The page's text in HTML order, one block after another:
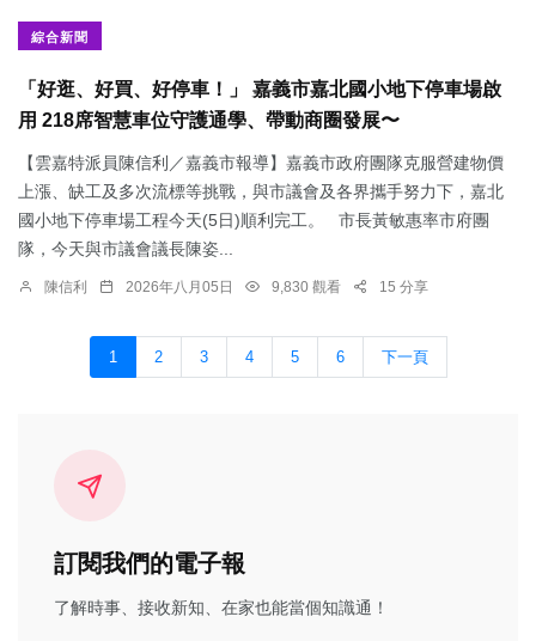
綜合新聞
「好逛、好買、好停車！」 嘉義市嘉北國小地下停車場啟
用 218席智慧車位守護通學、帶動商圈發展〜
【雲嘉特派員陳信利／嘉義市報導】嘉義市政府團隊克服營建物價
上漲、缺工及多次流標等挑戰，與市議會及各界攜手努力下，嘉北
國小地下停車場工程今天(5日)順利完工。 市長黃敏惠率市府團
隊，今天與市議會議長陳姿...
陳信利 2026年八月05日 9,830 觀看 15 分享
1 2 3 4 5 6 下一頁
訂閱我們的電子報
了解時事、接收新知、在家也能當個知識通！